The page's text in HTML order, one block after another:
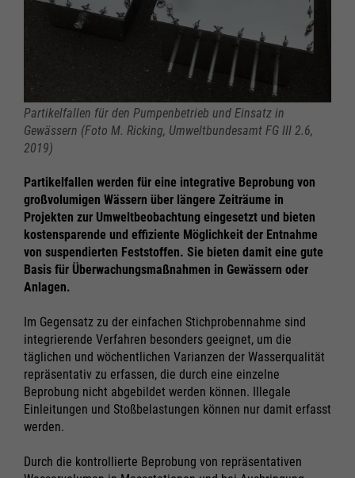
Partikelfallen für den Pumpenbetrieb und Einsatz in
Gewässern (Foto M. Ricking, Umweltbundesamt FG III 2.6,
2019)
Partikelfallen werden für eine integrative Beprobung von
großvolumigen Wässern über längere Zeiträume in
Projekten zur Umweltbeobachtung eingesetzt und bieten
kostensparende und effiziente Möglichkeit der Entnahme
von suspendierten Feststoffen. Sie bieten damit eine gute
Basis für Überwachungsmaßnahmen in Gewässern oder
Anlagen.
Im Gegensatz zu der einfachen Stichprobennahme sind
integrierende Verfahren besonders geeignet, um die
täglichen und wöchentlichen Varianzen der Wasserqualität
repräsentativ zu erfassen, die durch eine einzelne
Beprobung nicht abgebildet werden können. Illegale
Einleitungen und Stoßbelastungen können nur damit erfasst
werden.
Durch die kontrollierte Beprobung von repräsentativen